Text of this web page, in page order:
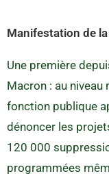
Manifestation de
Une première
Macron : au
fonction publique
dénoncer les
120 000
programmées